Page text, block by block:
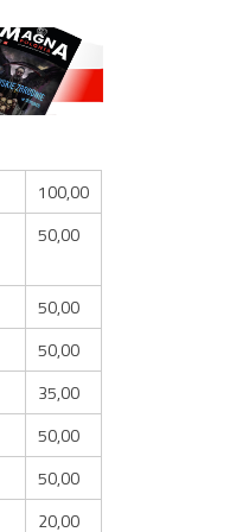
100,00
50,00
50,00
50,00
35,00
50,00
50,00
20,00